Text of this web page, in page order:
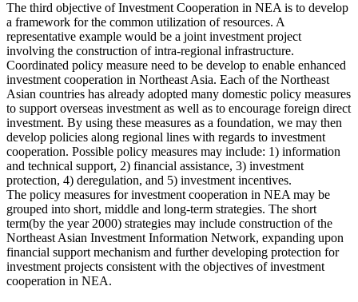
The third objective of Investment Cooperation in NEA is to develop
a framework for the common utilization of resources. A
representative example would be a joint investment project
involving the construction of intra-regional infrastructure.
Coordinated policy measure need to be develop to enable enhanced
investment cooperation in Northeast Asia. Each of the Northeast
Asian countries has already adopted many domestic policy measures
to support overseas investment as well as to encourage foreign direct
investment. By using these measures as a foundation, we may then
develop policies along regional lines with regards to investment
cooperation. Possible policy measures may include: 1) information
and technical support, 2) financial assistance, 3) investment
protection, 4) deregulation, and 5) investment incentives.
The policy measures for investment cooperation in NEA may be
grouped into short, middle and long-term strategies. The short
term(by the year 2000) strategies may include construction of the
Northeast Asian Investment Information Network, expanding upon
financial support mechanism and further developing protection for
investment projects consistent with the objectives of investment
cooperation in NEA.